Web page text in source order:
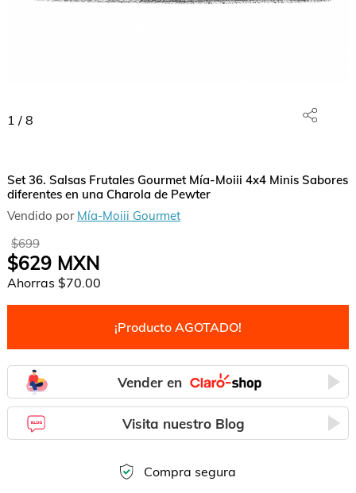
1 / 8
Set 36. Salsas Frutales Gourmet Mía-Moiii 4x4 Minis Sabores
diferentes en una Charola de Pewter
Vendido por Mía-Moiii Gourmet
$699
$629MXN
Ahorras $70.00
¡Producto AGOTADO!
Vender en
Visita nuestro Blog
Compra segura